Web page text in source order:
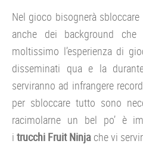
Nel gioco bisognerà
anche dei background che
moltissimo l’esperienza di
disseminati qua e la
serviranno ad infrangere
per sbloccare tutto sono
racimolarne un bel po’ è
i trucchi Fruit Ninja che vi